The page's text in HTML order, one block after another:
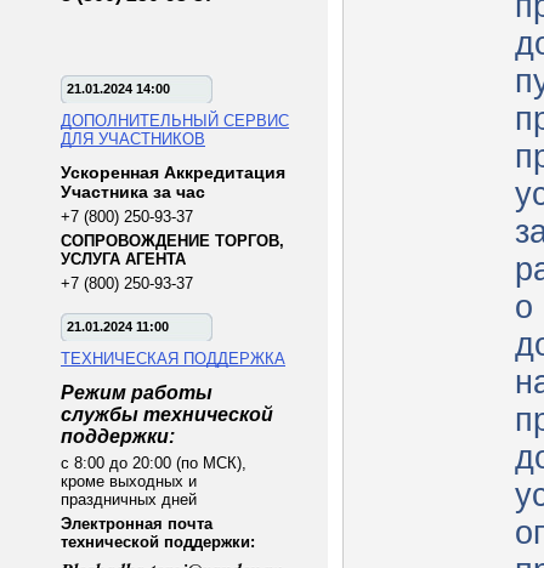
21.01.2024 14:00
ДОПОЛНИТЕЛЬНЫЙ СЕРВИС
ДЛЯ УЧАСТНИКОВ
Ускоренная Аккредитация
Участника за час
+7 (800) 250-93-37
СОПРОВОЖДЕНИЕ ТОРГОВ,
УСЛУГА АГЕНТА
+7 (800) 250-93-37
21.01.2024 11:00
ТЕХНИЧЕСКАЯ ПОДДЕРЖКА
Режим работы
службы технической
поддержки:
с 8:00 до 20:00 (по МСК),
кроме выходных и
праздничных дней
Электронная почта
технической поддержки:
о